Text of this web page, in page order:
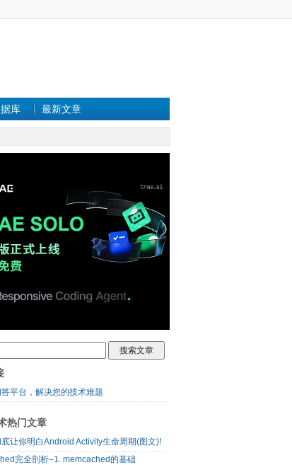
库 最新文章
平台，解决您的技术难题
热门文章
让你明白Android Activity生命周期(图文)!
完全剖析–1. memcached的基础